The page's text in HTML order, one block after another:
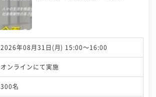
2026年08月31日(月) 15:00〜16:00
オンラインにて実施
300名